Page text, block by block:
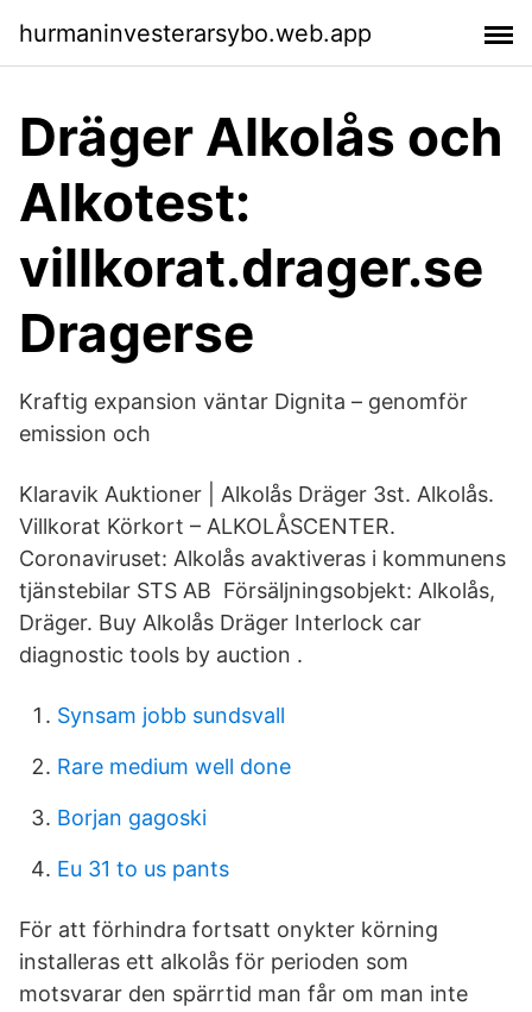
hurmaninvesterarsybo.web.app
Dräger Alkolås och
Alkotest:
villkorat.drager.se
Dragerse
Kraftig expansion väntar Dignita – genomför
emission och
Klaravik Auktioner | Alkolås Dräger 3st. Alkolås.
Villkorat Körkort – ALKOLÅSCENTER.
Coronaviruset: Alkolås avaktiveras i kommunens
tjänstebilar STS AB Försäljningsobjekt: Alkolås,
Dräger. Buy Alkolås Dräger Interlock car
diagnostic tools by auction .
Synsam jobb sundsvall
Rare medium well done
Borjan gagoski
Eu 31 to us pants
För att förhindra fortsatt onykter körning
installeras ett alkolås för perioden som
motsvarar den spärrtid man får om man inte